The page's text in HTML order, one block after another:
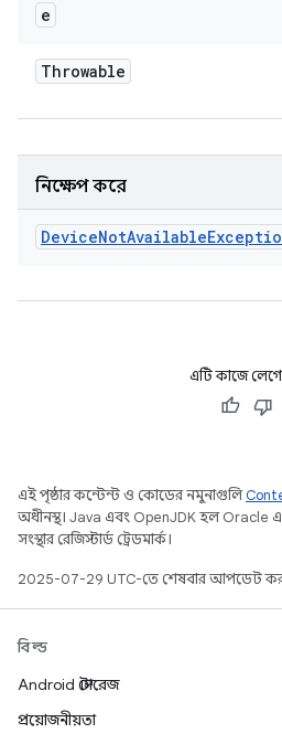
e
Throwable
নিক্ষেপ করে
DeviceNotAvailable
এটি কাজে
এই পৃষ্ঠার কন্টেন্ট ও কোডের নমুনাগুলি
অধীনস্থ। Java এবং OpenJDK হল Oracle
সংস্থার রেজিস্টার্ড ট্রেডমার্ক।
2025-07-29 UTC-তে শেষবার আপডেট
বিল্ড
Android স্টোরেজ
প্রয়োজনীয়তা